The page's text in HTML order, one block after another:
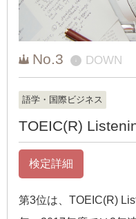
No.3 ↓ DOWN
語学・国際ビジネス
TOEIC(R)
検定詳細
第3位は、TOEIC(R)